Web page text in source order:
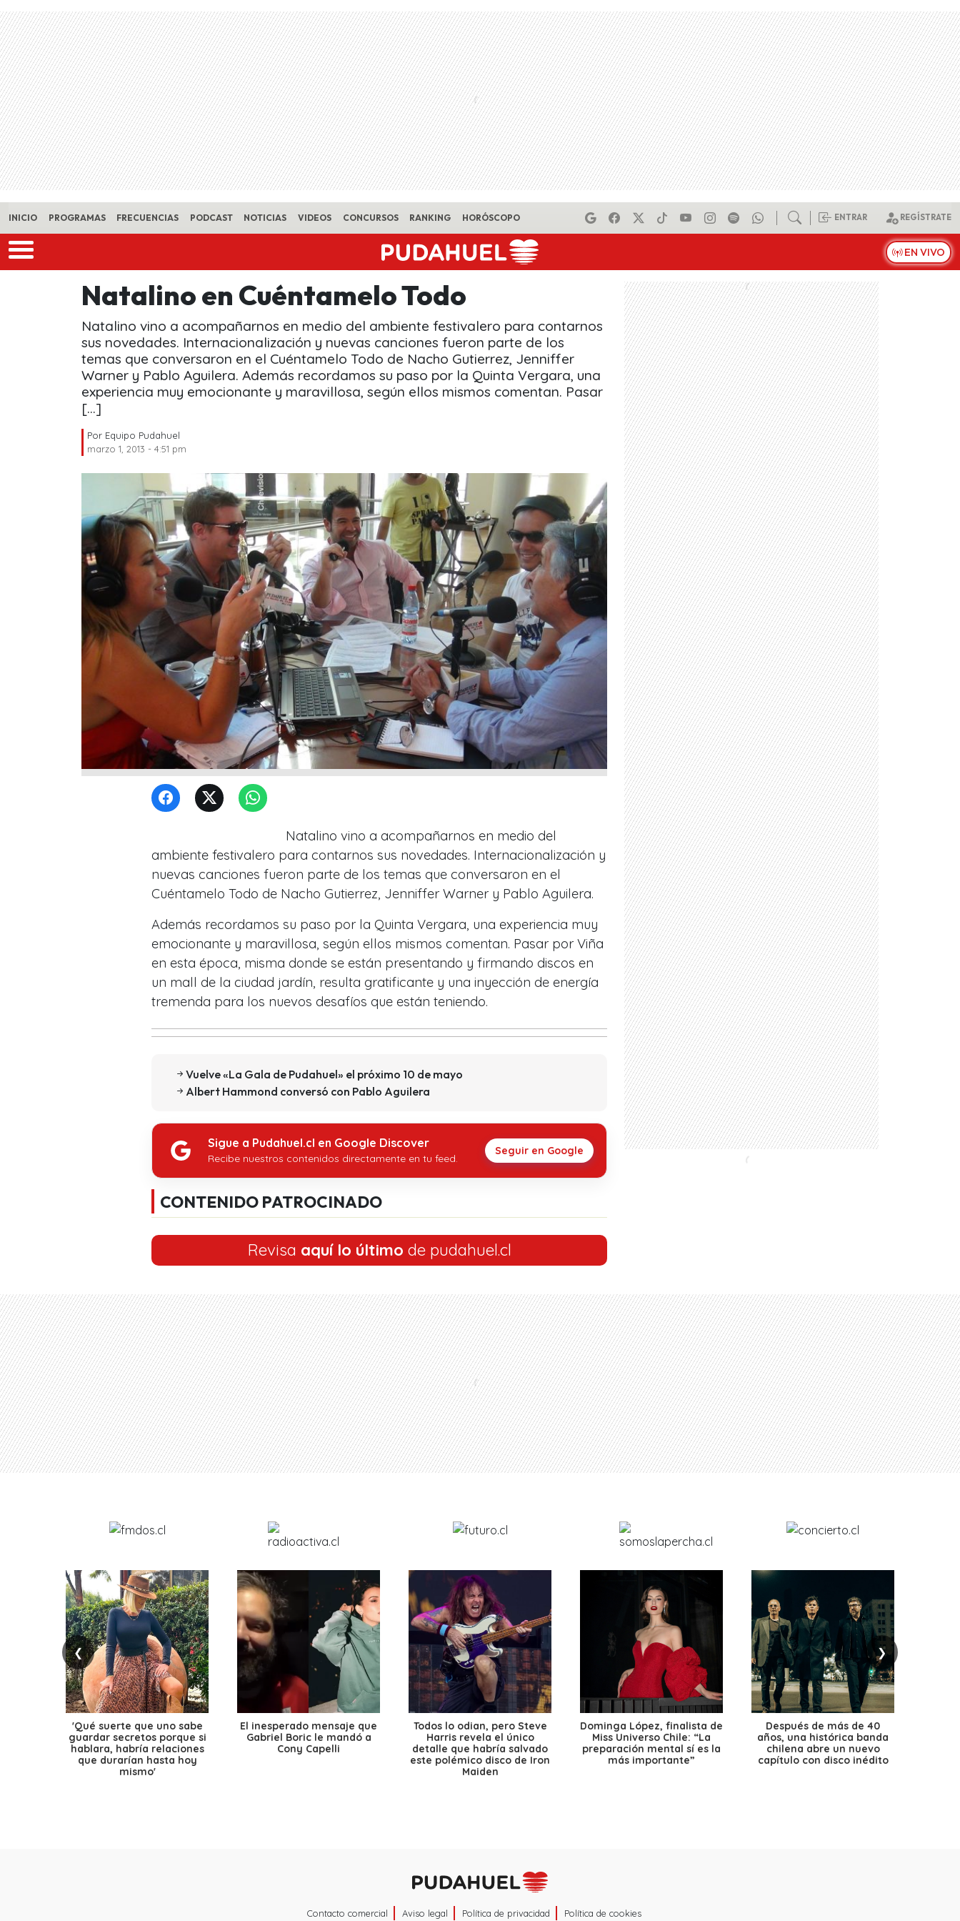
Skip to main content
INICIO PROGRAMAS FRECUENCIAS PODCAST NOTICIAS VIDEOS CONCURSOS RANKING HORÓSCOPO ENTRAR REGÍSTRATE
EN VIVO
Natalino en Cuéntamelo Todo
Natalino vino a acompañarnos en medio del ambiente festivalero para contarnos
sus novedades. Internacionalización y nuevas canciones fueron parte de los
temas que conversaron en el Cuéntamelo Todo de Nacho Gutierrez, Jenniffer
Warner y Pablo Aguilera. Además recordamos su paso por la Quinta Vergara, una
experiencia muy emocionante y maravillosa, según ellos mismos comentan. Pasar
[…]
Por Equipo Pudahuel
marzo 1, 2013 - 4:51 pm
Natalino vino a acompañarnos en medio del
ambiente festivalero para contarnos sus novedades. Internacionalización y
nuevas canciones fueron parte de los temas que conversaron en el
Cuéntamelo Todo de Nacho Gutierrez, Jenniffer Warner y Pablo Aguilera.
Además recordamos su paso por la Quinta Vergara, una experiencia muy
emocionante y maravillosa, según ellos mismos comentan. Pasar por Viña
en esta época, misma donde se están presentando y firmando discos en
un mall de la ciudad jardín, resulta gratificante y una inyección de energía
tremenda para los nuevos desafíos que están teniendo.
Vuelve «La Gala de Pudahuel» el próximo 10 de mayo
Albert Hammond conversó con Pablo Aguilera
Sigue a Pudahuel.cl en Google Discover
Recibe nuestros contenidos directamente en tu feed.
Seguir en Google
CONTENIDO PATROCINADO
Revisa aquí lo último de pudahuel.cl
❮ ❯
'Qué suerte que uno sabe
guardar secretos porque si
hablara, habría relaciones
que durarían hasta hoy
mismo'
El inesperado mensaje que
Gabriel Boric le mandó a
Cony Capelli
Todos lo odian, pero Steve
Harris revela el único
detalle que habría salvado
este polémico disco de Iron
Maiden
Dominga López, finalista de
Miss Universo Chile: “La
preparación mental sí es la
más importante”
Después de más de 40
años, una histórica banda
chilena abre un nuevo
capítulo con disco inédito
Contacto comercial Aviso legal Política de privacidad Política de cookies